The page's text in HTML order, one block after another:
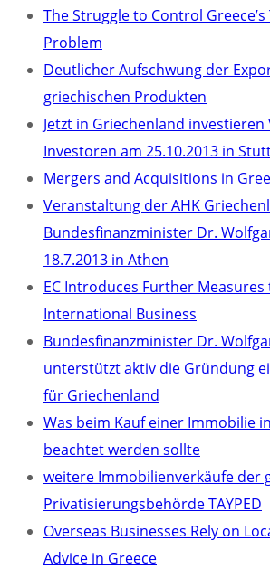
The Struggle to Control Greece’s
Problem
Deutlicher Aufschwung der
griechischen Produkten
Jetzt in Griechenland
Investoren am 25.10.2013 in
Mergers and Acquisitions in
Veranstaltung der AHK
Bundesfinanzminister Dr.
18.7.2013 in Athen
EC Introduces Further
International Business
Bundesfinanzminister Dr.
unterstützt aktiv die Gründung
für Griechenland
Was beim Kauf einer Immobilie
beachtet werden sollte
weitere Immobilienverkäufe der
Privatisierungsbehörde TAYPED
Overseas Businesses Rely on
Advice in Greece